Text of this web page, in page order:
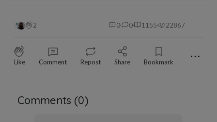
2 0 0 1155 22867
Like Comment Repost Share Bookmark ⋯
Comments (0)